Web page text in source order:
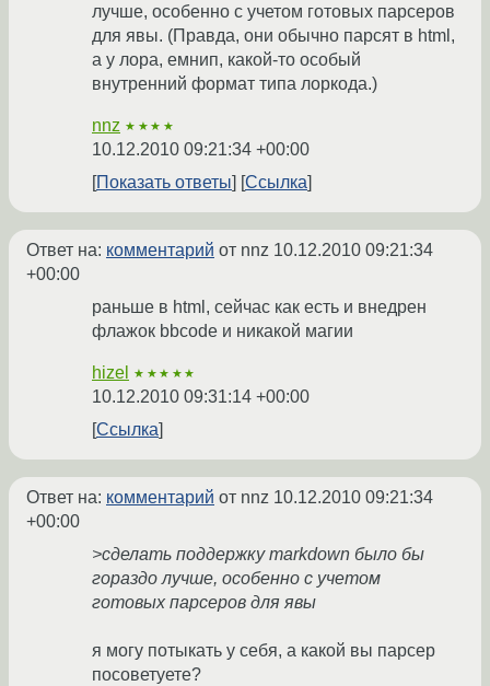
лучше, особенно с учетом готовых парсеров
для явы. (Правда, они обычно парсят в html,
а у лора, емнип, какой-то особый
внутренний формат типа лоркода.)
nnz ★★★★
10.12.2010 09:21:34 +00:00
Показать ответы
Ссылка
Ответ на: комментарий от nnz 10.12.2010 09:21:34
+00:00
раньше в html, сейчас как есть и внедрен
флажок bbcode и никакой магии
hizel ★★★★★
10.12.2010 09:31:14 +00:00
Ссылка
Ответ на: комментарий от nnz 10.12.2010 09:21:34
+00:00
>сделать поддержку markdown было бы
гораздо лучше, особенно с учетом
готовых парсеров для явы
я могу потыкать у себя, а какой вы парсер
посоветуете?